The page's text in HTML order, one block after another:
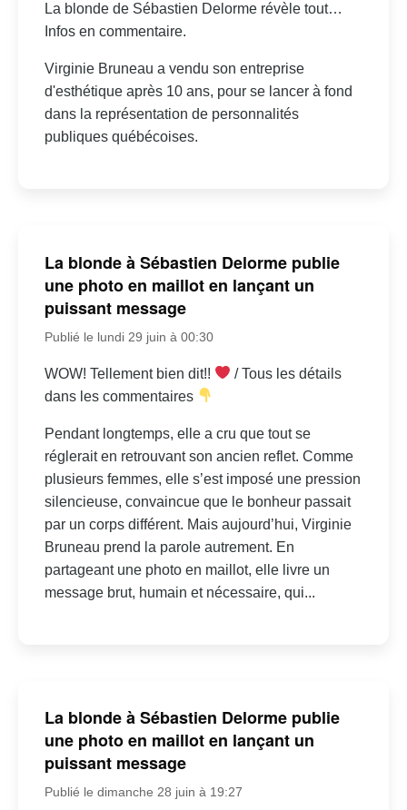
La blonde de Sébastien Delorme révèle tout…
Infos en commentaire.
Virginie Bruneau a vendu son entreprise
d'esthétique après 10 ans, pour se lancer à fond
dans la représentation de personnalités
publiques québécoises.
La blonde à Sébastien Delorme publie
une photo en maillot en lançant un
puissant message
Publié le lundi 29 juin à 00:30
WOW! Tellement bien dit!!
/ Tous les détails
dans les commentaires
Pendant longtemps, elle a cru que tout se
réglerait en retrouvant son ancien reflet. Comme
plusieurs femmes, elle s’est imposé une pression
silencieuse, convaincue que le bonheur passait
par un corps différent. Mais aujourd’hui, Virginie
Bruneau prend la parole autrement. En
partageant une photo en maillot, elle livre un
message brut, humain et nécessaire, qui...
La blonde à Sébastien Delorme publie
une photo en maillot en lançant un
puissant message
Publié le dimanche 28 juin à 19:27